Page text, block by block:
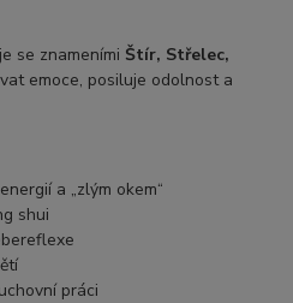
se znameními Štír, Střelec,
emoce, posiluje odolnost a
a „zlým okem“
shui
práci